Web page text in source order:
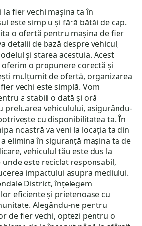
la fier vechi mașina ta în
este simplu și fără bătăi de cap.
o ofertă pentru mașina de fier
detalii de bază despre vehicul,
și starea acestuia. Acest
o propunere corectă și
mulțumit de ofertă, organizarea
vechi este simplă. Vom
a stabili o dată și oră
preluarea vehiculului, asigurându-
cu disponibilitatea ta. În
noastră va veni la locația ta din
elimina în siguranță mașina ta de
vehiculul tău este dus la
este reciclat responsabil,
impactului asupra mediului.
District, înțelegem
eficiente și prietenoase cu
Alegându-ne pentru
de fier vechi, optezi pentru o